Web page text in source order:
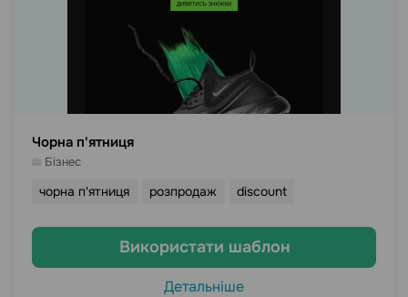
Чорна п'ятниця
Бізнес
чорна п'ятниця розпродаж discount
Використати шаблон
Детальніше